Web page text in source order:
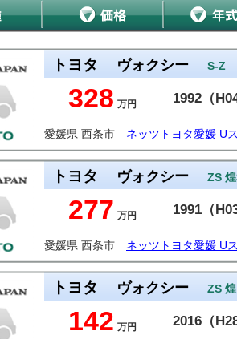
トヨタ ヴォクシー S-Z
328 万円 1992（H04
愛媛県 西条市 ネッツトヨタ愛媛 U
トヨタ ヴォクシー ZS
277 万円 1991（H03
愛媛県 西条市 ネッツトヨタ愛媛 U
トヨタ ヴォクシー ZS 煌
142 万円 2016（H28